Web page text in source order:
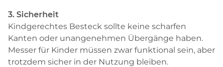
3. Sicherheit
Kindgerechtes Besteck sollte keine scharfen
Kanten oder unangenehmen Übergänge haben.
Messer für Kinder müssen zwar funktional sein, aber
trotzdem sicher in der Nutzung bleiben.